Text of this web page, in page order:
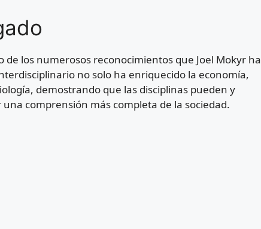
de los numerosos reconocimientos que Joel Mokyr ha
no solo ha enriquecido la economía,
demostrando que las disciplinas pueden y
comprensión más completa de la sociedad.